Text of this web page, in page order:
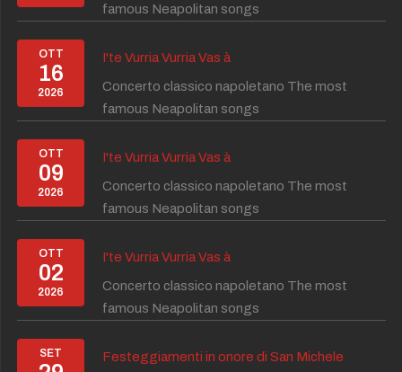
famous Neapolitan songs
OTT
16
2026
I'te Vurria Vurria Vas à
Concerto classico napoletano The most
famous Neapolitan songs
OTT
09
2026
I'te Vurria Vurria Vas à
Concerto classico napoletano The most
famous Neapolitan songs
OTT
02
2026
I'te Vurria Vurria Vas à
Concerto classico napoletano The most
famous Neapolitan songs
SET
Festeggiamenti in onore di San Michele